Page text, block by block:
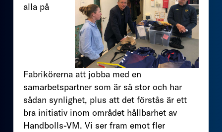
alla på
Fabrikörerna att jobba med en
samarbetspartner som är så stor och har
sådan synlighet, plus att det förstås är ett
bra initiativ inom området hållbarhet av
Handbolls-VM. Vi ser fram emot fler